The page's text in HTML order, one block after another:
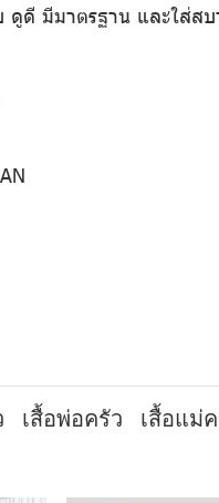
ดูดี มีมาตรฐาน และใส่สบ
เสื้อพ่อครัว เสื้อแม่